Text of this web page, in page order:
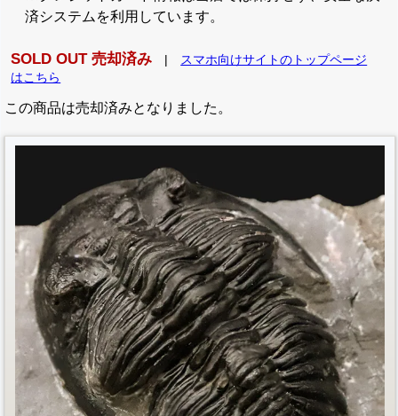
済システムを利用しています。
SOLD OUT 売却済み
スマホ向けサイトのトップページ
はこちら
この商品は売却済みとなりました。